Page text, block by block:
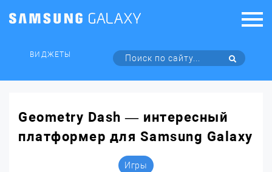
ВИДЖЕТЫ
Geometry Dash — интересный
платформер для Samsung Galaxy
Игры